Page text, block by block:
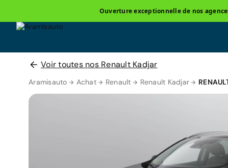
Ouverture exceptionnelle de nos
Voir toutes nos Renault Kadjar
Aramisauto Achat Renault Renault Kadjar